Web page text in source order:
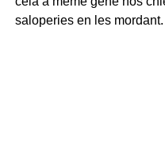
saloperies en les mordant.